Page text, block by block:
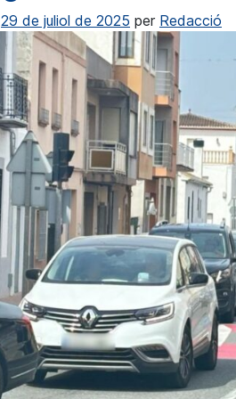
29 de juliol de 2025 per Redacció